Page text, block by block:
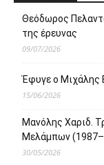
Θεόδωρος
της έρευνας
09/07/2026
Έφυγε ο Μιχάλης
15/06/2026
Μανόλης Χαριδ.
Μελάμπων
30/05/2026